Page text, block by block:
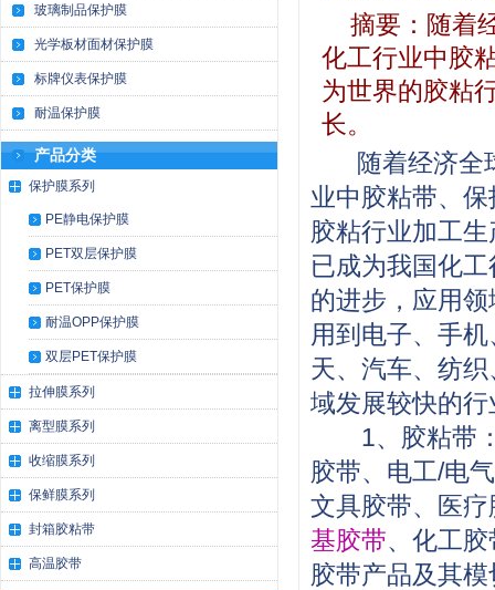
玻璃制品保护膜
光学板材面材保护膜
标牌仪表保护膜
耐温保护膜
产品分类
保护膜系列
PE静电保护膜
PET双层保护膜
PET保护膜
耐温OPP保护膜
双层PET保护膜
拉伸膜系列
离型膜系列
收缩膜系列
保鲜膜系列
封箱胶粘带
高温胶带
摘要： 随着
化工行业中胶
为世界的胶粘
长。
随着经济全球
业中胶粘带、
胶粘行业加工
已成为我国化
的进步，应用
用到电子、手
天、汽车、纺
域发展较快
1、胶粘带：
胶带、电工/电
文具胶带、医
基胶带、化工
胶带产品及